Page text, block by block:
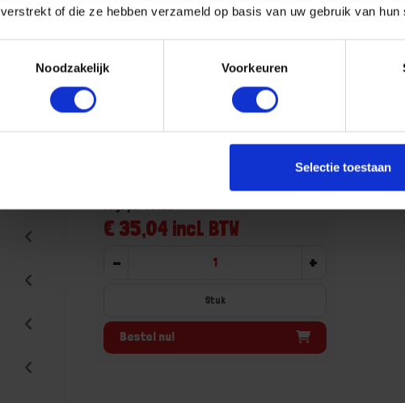
verstrekt of die ze hebben verzameld op basis van uw gebruik van hun
Noodzakelijk
Voorkeuren
Selectie toestaan
OXLOC Kierstandhouder RVS
Artikelnummer merk: 1219761
€ 35,04 incl. BTW
Prijs per 1 Stuk
- +
Stuk
Bestel nu!